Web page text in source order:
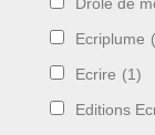
Drôle de
Ecriplume
Ecrire (1)
Editions